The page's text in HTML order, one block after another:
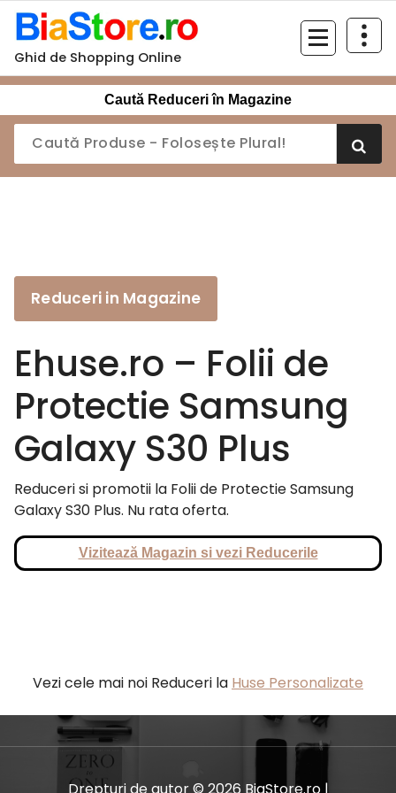
Sari
conținut
Ghid de Shopping Online
Caută Reduceri în Magazine
Reduceri in Magazine
Ehuse.ro – Folii de
Protectie Samsung
Galaxy S30 Plus
Reduceri si promotii la Folii de Protectie Samsung
Galaxy S30 Plus. Nu rata oferta.
Vizitează Magazin si vezi Reducerile
Vezi cele mai noi Reduceri la Huse Personalizate